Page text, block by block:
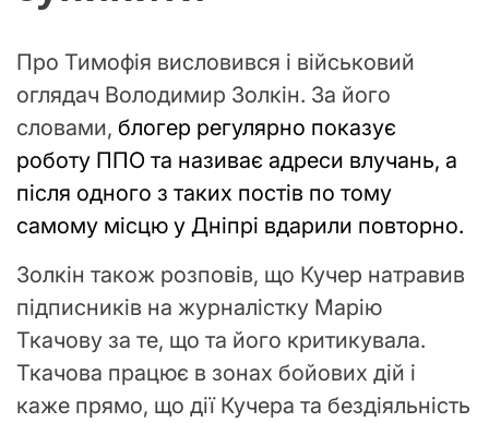
Про Тимофія висловився і військовий
оглядач Володимир Золкін. За його
словами, блогер регулярно показує
роботу ППО та називає адреси влучань, а
після одного з таких постів по тому
самому місцю у Дніпрі вдарили повторно.
Золкін також розповів, що Кучер натравив
підписників на журналістку Марію
Ткачову за те, що та його критикувала.
Ткачова працює в зонах бойових дій і
каже прямо, що дії Кучера та бездіяльність